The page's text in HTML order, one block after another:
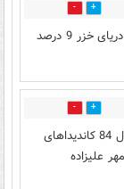
5
در دولت اصلاحات سهم 50 درصدی ایران از دریای خزر 9 درصد
5
خاتمی اگر عملکرد قابل قبولی داشت در سال 84 کاندیداهای
علیزاده